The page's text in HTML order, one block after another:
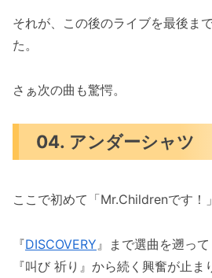
それが、この後のライブを最後ま
た。
さぁ次の曲も驚愕。
04. アンダーシャツ
ここで初めて「Mr.Childrenです！
『DISCOVERY 』まで選曲を遡っ
『叫び 祈り』から続く興奮が止ま